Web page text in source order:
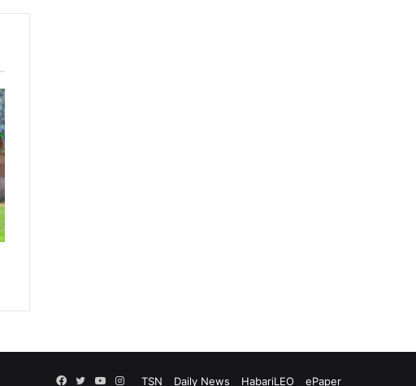
TSN Daily News HabariLEO ePaper
Facebook
TwitterYouTube
Instagram